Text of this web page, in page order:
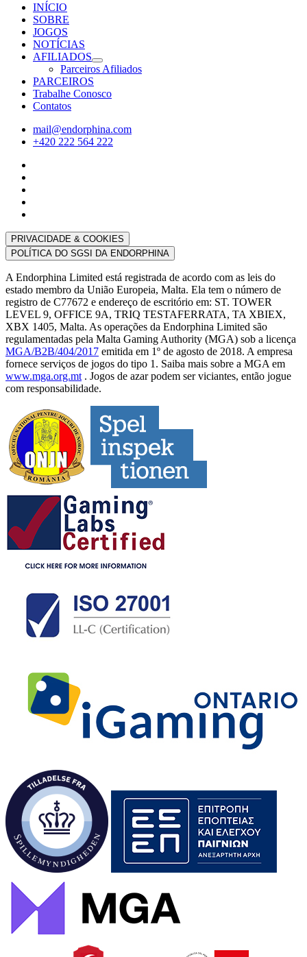
INÍCIO
SOBRE
JOGOS
NOTÍCIAS
AFILIADOS
Parceiros Afiliados
PARCEIROS
Trabalhe Conosco
Contatos
mail@endorphina.com
+420 222 564 222
PRIVACIDADE & COOKIES
POLÍTICA DO SGSI DA ENDORPHINA
A Endorphina Limited está registrada de acordo com as leis do
estado membro da União Europeia, Malta. Ela tem o número de
registro de C77672 e endereço de escritório em: ST. TOWER
LEVEL 9, OFFICE 9A, TRIQ TESTAFERRATA, TA XBIEX,
XBX 1405, Malta. As operações da Endorphina Limited são
regulamentadas pela Malta Gaming Authority (MGA) sob a licença
MGA/B2B/404/2017 emitida em 1º de agosto de 2018. A empresa
fornece serviços de jogos do tipo 1. Saiba mais sobre a MGA em
www.mga.org.mt . Jogos de azar podem ser viciantes, então jogue
com responsabilidade.